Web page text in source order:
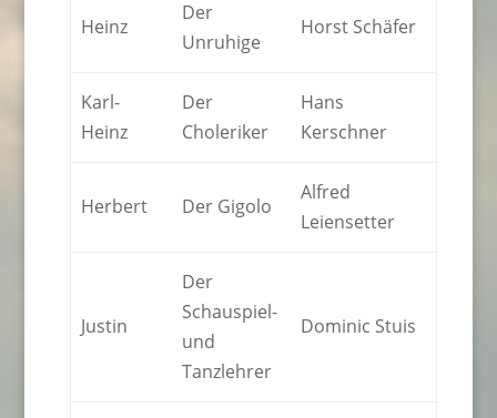
Heinz
Der
Unruhige
Horst Schäfer
Karl-
Heinz
Der
Choleriker
Hans
Kerschner
Herbert Der Gigolo
Alfred
Leiensetter
Justin
Der
Schauspiel-
und
Tanzlehrer
Dominic Stuis